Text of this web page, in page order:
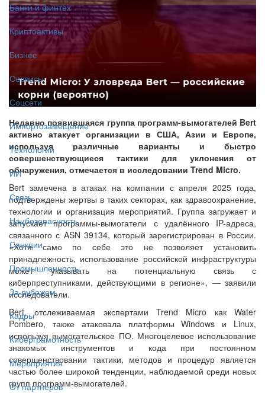
Банки и финтех
Криптоактивы
Бизнес
Сервисы
Соцсети
Импортозамещение
Технологии
ИИ
Связь
Нацбезопасность
Санкции
Промышленность
За рубежом
Кадры
Киберграмотность
Мероприятия
От партнёров
Недавно появившаяся группа программ-вымогателей Bert
активно атакует организации в США, Азии и Европе,
используя различные варианты и быстро
совершенствующиеся тактики для уклонения от
обнаружения, отмечается в исследовании Trend Micro.
Bert замечена в атаках на компании с апреля 2025 года,
подтверждены жертвы в таких секторах, как здравоохранение,
технологии и организация мероприятий. Группа загружает и
запускает программы-вымогатели с удалённого IP-адреса,
связанного с ASN 39134, который зарегистрирован в России.
«Хотя само по себе это не позволяет установить
принадлежность, использование российской инфраструктуры
может указывать на потенциальную связь с
киберпреступниками, действующими в регионе», — заявили
исследователи.
Bert, отслеживаемая экспертами Trend Micro как Water
Pombero, также атаковала платформы Windows и Linux,
используя вымогательское ПО. Многоцелевое использование
знакомых инструментов и кода при постоянном
совершенствовании тактики, методов и процедур является
частью более широкой тенденции, наблюдаемой среди новых
групп программ-вымогателей.